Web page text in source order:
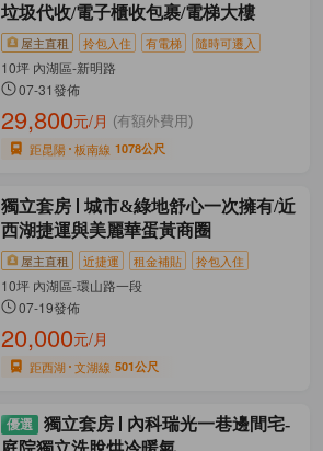
垃圾代收/電子櫃收包裹/電梯大樓
屋主直租 拎包入住 有電梯 隨時可遷入
10坪 內湖區-新明路
07-31發佈
29,800元/月 (有額外費用)
距昆陽 板南線 1078公尺
獨立套房
城市&綠地舒心一次擁有/近
西湖捷運與美麗華蛋黃商圈
屋主直租 近捷運 租金補貼 拎包入住
10坪 內湖區-環山路一段
07-19發佈
20,000元/月
距西湖 文湖線 501公尺
獨立套房
內科瑞光一巷邊間宅-